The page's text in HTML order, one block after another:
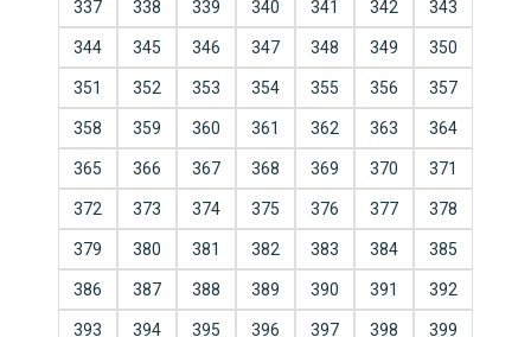
337 338 339 340 341 342 343
344 345 346 347 348 349 350
351 352 353 354 355 356 357
358 359 360 361 362 363 364
365 366 367 368 369 370 371
372 373 374 375 376 377 378
379 380 381 382 383 384 385
386 387 388 389 390 391 392
393 394 395 396 397 398 399